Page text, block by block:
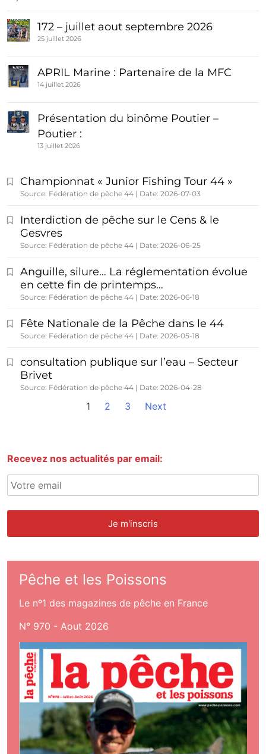
172 – juillet aout septembre 2026
25 juillet 2026
APRIL Marine : Partenaire de la MFC
14 juillet 2026
Présentation du binôme Poutier –
Poutier :
13 juillet 2026
Championnat « Junior Fishing Tour 44 »
Source: Fédération de pêche 44 Date: 2026-07-03
Interdiction de pêche sur le Cens & le
Gesvres
Source: Fédération de pêche 44 Date: 2026-06-25
Anguille, silure… La réglementation évolue
en cette fin de printemps…
Source: Fédération de pêche 44 Date: 2026-06-18
Fête Nationale de la Pêche dans le 44
Source: Fédération de pêche 44 Date: 2026-05-18
consultation publique sur l’eau – Secteur
Brivet
Source: Fédération de pêche 44 Date: 2026-04-28
1 2 3 Next
Recevez nos actualités par email:
Pêche et les Poissons
Le nº1 des magazines de pêche en France
N° 970 - Aout 2026